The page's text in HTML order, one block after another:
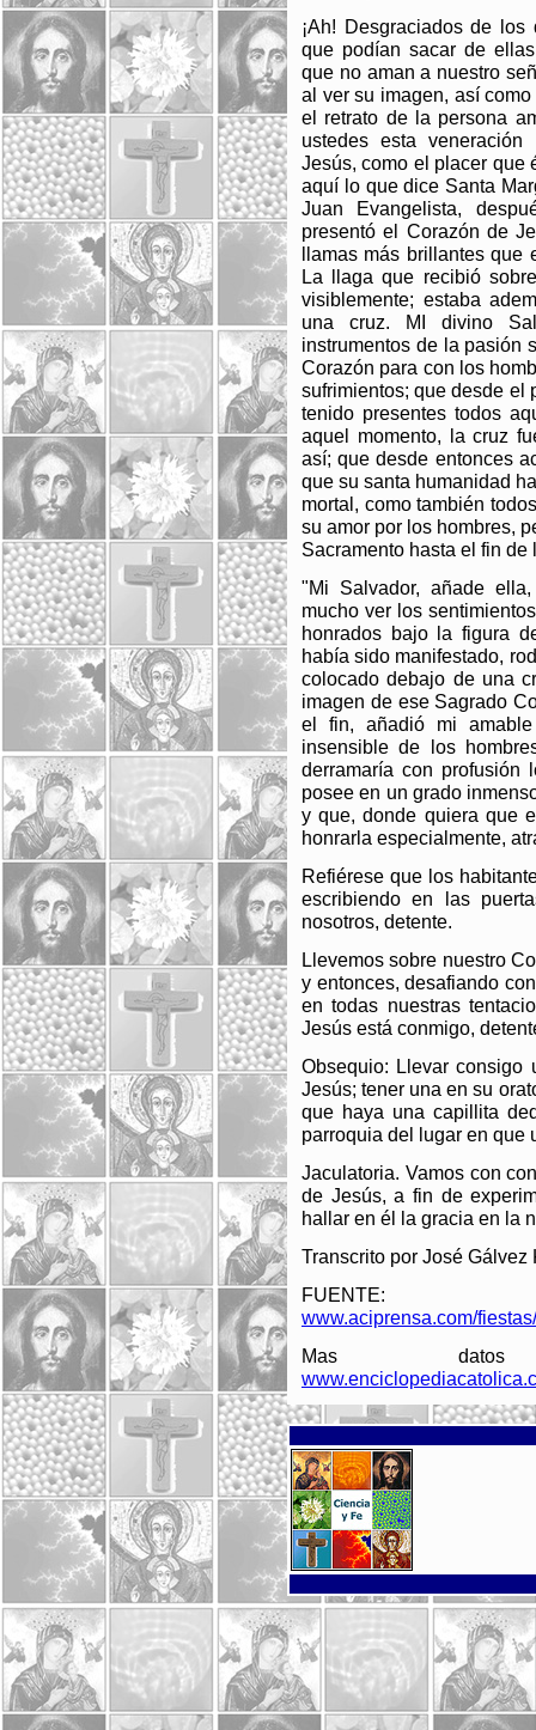
¡Ah! Desgraciados de
que podían sacar de
que no aman a nuestro
al ver su imagen, así
el retrato de la persona
ustedes esta
Jesús, como el placer que
aquí lo que dice Santa
Juan Evangelista,
presentó el Corazón de
llamas más brillantes que
La llaga que recibió
visiblemente; estaba
una cruz. MI divino
instrumentos de la pasión
Corazón para con los
sufrimientos; que desde el
tenido presentes todos
aquel momento, la cruz
así; que desde entonces
que su santa humanidad
mortal, como también
su amor por los hombres,
Sacramento hasta el fin de
"Mi Salvador, añade
mucho ver los
honrados bajo la figura
había sido manifestado,
colocado debajo de una
imagen de ese Sagrado
el fin, añadió mi
insensible de los
derramaría con profusión
posee en un grado
y que, donde quiera que
honrarla especialmente,
Refiérese que los
escribiendo en las
nosotros, detente.
Llevemos sobre nuestro
y entonces, desafiando
en todas nuestras
Jesús está conmigo,
Obsequio: Llevar
Jesús; tener una en su
que haya una capillita
parroquia del lugar en que
Jaculatoria. Vamos con
de Jesús, a fin de
hallar en él la gracia en la
Transcrito por José Gálvez
FUENTE:
www.aciprensa.com/
Mas